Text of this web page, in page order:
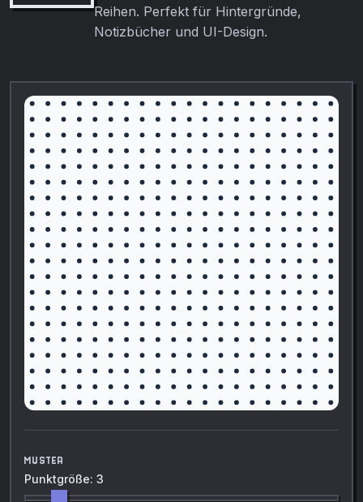
Reihen. Perfekt für Hintergründe,
Notizbücher und UI-Design.
MUSTER
Punktgröße: 3